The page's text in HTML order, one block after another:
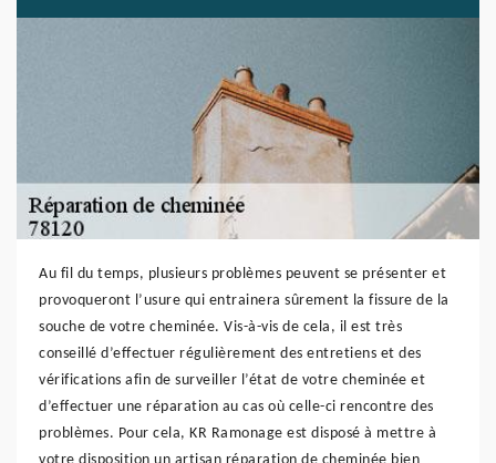
Au fil du temps, plusieurs problèmes peuvent se présenter et
provoqueront l’usure qui entrainera sûrement la fissure de la
souche de votre cheminée. Vis-à-vis de cela, il est très
conseillé d’effectuer régulièrement des entretiens et des
vérifications afin de surveiller l’état de votre cheminée et
d’effectuer une réparation au cas où celle-ci rencontre des
problèmes. Pour cela, KR Ramonage est disposé à mettre à